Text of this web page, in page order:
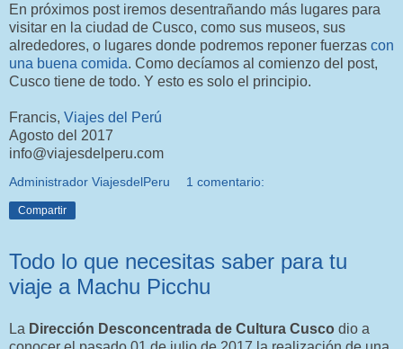
En próximos post iremos desentrañando más lugares para
visitar en la ciudad de Cusco, como sus museos, sus
alrededores, o lugares donde podremos reponer fuerzas con
una buena comida. Como decíamos al comienzo del post,
Cusco tiene de todo. Y esto es solo el principio.
Francis, Viajes del Perú
Agosto del 2017
info@viajesdelperu.com
Administrador ViajesdelPeru 1 comentario:
Compartir
Todo lo que necesitas saber para tu
viaje a Machu Picchu
La Dirección Desconcentrada de Cultura Cusco dio a